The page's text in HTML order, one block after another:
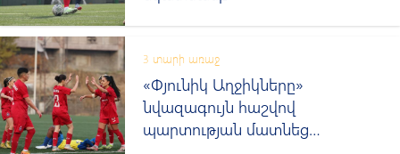
3 տարի առաջ
«Փյունիկ Աղջիկները»
նվազագույն հաշվով
պարտության մատնեց